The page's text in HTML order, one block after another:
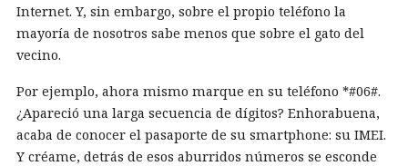
Internet. Y, sin embargo, sobre el propio teléfono la
mayoría de nosotros sabe menos que sobre el gato del
vecino.
Por ejemplo, ahora mismo marque en su teléfono *#06#.
¿Apareció una larga secuencia de dígitos? Enhorabuena,
acaba de conocer el pasaporte de su smartphone: su IMEI.
Y créame, detrás de esos aburridos números se esconde